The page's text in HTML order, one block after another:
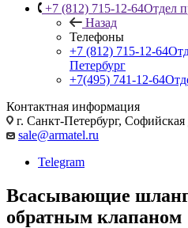
+7 (812) 715-12-64Отдел
Назад
Телефоны
+7 (812) 715-12-64
Петербург
+7(495) 741-12-64
Контактная информация
г. Санкт-Петербург,
sale@armatel.ru
Telegram
Всасывающие
обратным клапаном